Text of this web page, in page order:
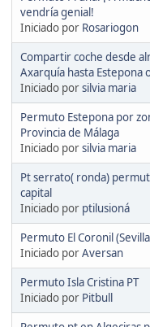
vendría genial!
Iniciado por Rosariogon
Compartir coche desde
Axarquía hasta Estepona
Iniciado porsilvia maria
Permuto Estepona por
Provincia de Málaga
Iniciado porsilvia maria
Pt serrato( ronda)
capital
Iniciado por ptilusioná
Permuto El Coronil
Iniciado porAversan
Permuto Isla Cristina PT
Iniciado por Pitbull